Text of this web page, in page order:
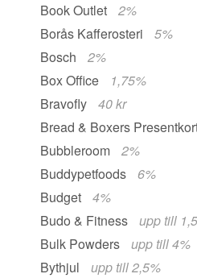
Book Outlet
2%
Borås Kafferosteri
5%
Bosch
2%
Box Office
1,75%
Bravofly
40 kr
Bread & Boxers
Bubbleroom
2%
Buddypetfoods
6%
Budget
4%
Budo & Fitness
upp till
Bulk Powders
upp till 4%
Bythjul
upp till 2,5%